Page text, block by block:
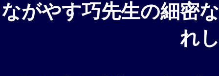
ながやす巧先生の細密
れ